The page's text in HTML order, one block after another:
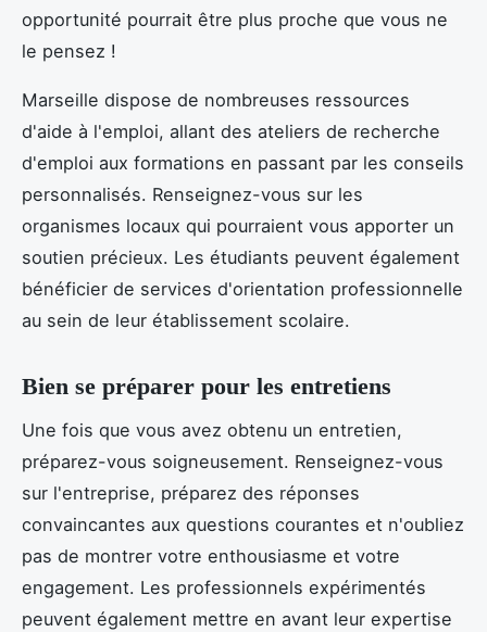
opportunité pourrait être plus proche que vous ne
le pensez !
Marseille dispose de nombreuses ressources
d'aide à l'emploi, allant des ateliers de recherche
d'emploi aux formations en passant par les conseils
personnalisés. Renseignez-vous sur les
organismes locaux qui pourraient vous apporter un
soutien précieux. Les étudiants peuvent également
bénéficier de services d'orientation professionnelle
au sein de leur établissement scolaire.
Bien se préparer pour les entretiens
Une fois que vous avez obtenu un entretien,
préparez-vous soigneusement. Renseignez-vous
sur l'entreprise, préparez des réponses
convaincantes aux questions courantes et n'oubliez
pas de montrer votre enthousiasme et votre
engagement. Les professionnels expérimentés
peuvent également mettre en avant leur expertise